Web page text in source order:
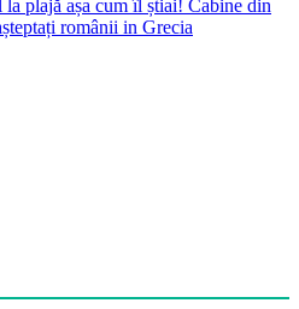
plajă așa cum îl știai! Cabine din
românii in Grecia